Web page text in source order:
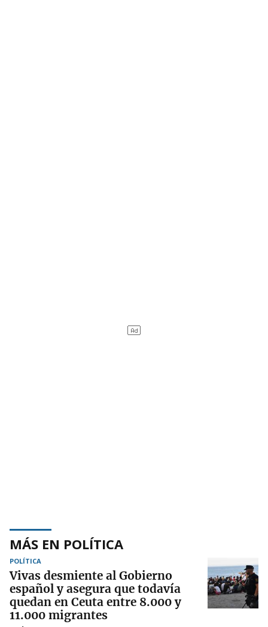
MÁS EN POLÍTICA
POLÍTICA
Vivas desmiente al Gobierno
español y asegura que todavía
quedan en Ceuta entre 8.000 y
11.000 migrantes